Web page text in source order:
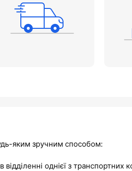
яким зручним способом:
однієї з транспортних